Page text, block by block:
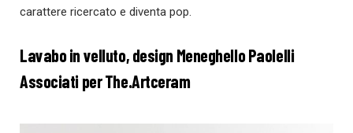
carattere ricercato e diventa pop.
Lavabo in velluto, designMeneghello Paolelli
Associatiper The.Artceram